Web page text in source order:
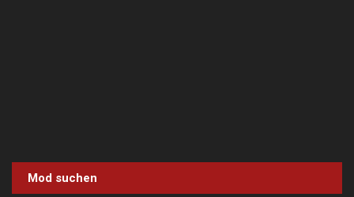
Mod suchen